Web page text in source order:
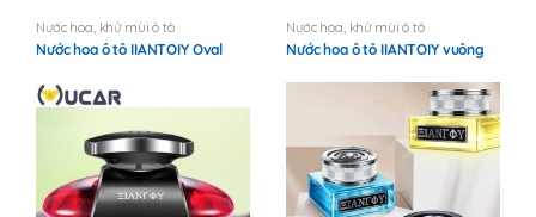
Nước hoa, khử mùi ô tô
Nước hoa ô tô IIANTOIY Oval
Nước hoa, khử mùi ô tô
Nước hoa ô tô IIANTOIY vuông